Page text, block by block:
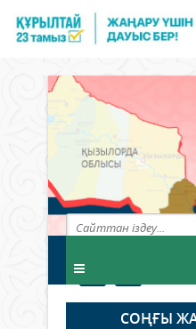
СОҢҒЫ